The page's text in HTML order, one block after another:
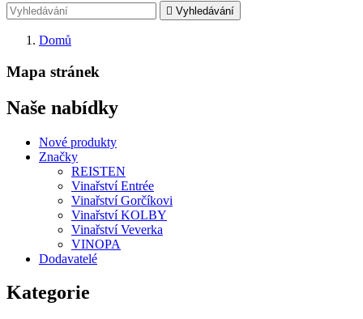
 Vyhledávání
Domů
Mapa stránek
Naše nabídky
Nové produkty
Značky
REISTEN
Vinařství Entrée
Vinařství Gorčíkovi
Vinařství KOLBY
Vinařství Veverka
VINOPA
Dodavatelé
Kategorie